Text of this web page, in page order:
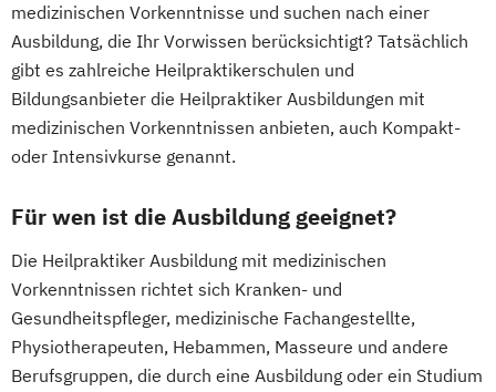
medizinischen Vorkenntnisse und suchen nach einer
Ausbildung, die Ihr Vorwissen berücksichtigt? Tatsächlich
gibt es zahlreiche Heilpraktikerschulen und
Bildungsanbieter die Heilpraktiker Ausbildungen mit
medizinischen Vorkenntnissen anbieten, auch Kompakt-
oder Intensivkurse genannt.
Für wen ist die Ausbildung geeignet?
Die Heilpraktiker Ausbildung mit medizinischen
Vorkenntnissen richtet sich Kranken- und
Gesundheitspfleger, medizinische Fachangestellte,
Physiotherapeuten, Hebammen, Masseure und andere
Berufsgruppen, die durch eine Ausbildung oder ein Studium